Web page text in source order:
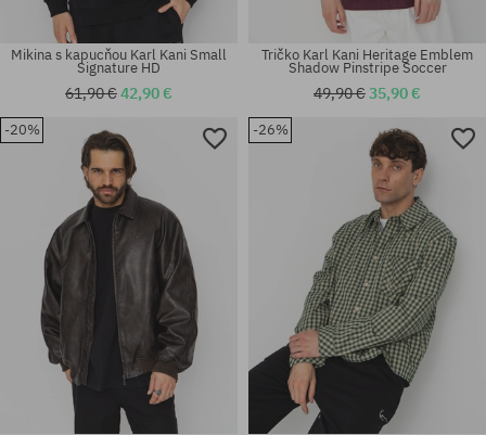
univerzálna veľkosť univerzálna veľkosť
Mikina s kapucňou Karl Kani Small
Signature HD
61,90 €42,90 €
Tričko Karl Kani Heritage Emblem
Shadow Pinstripe Soccer
49,90 €35,90 €
-20% -26%